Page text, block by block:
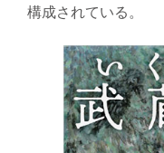
構成されている。